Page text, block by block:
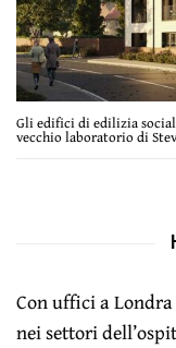
Gli edifici di edilizia
vecchio laboratorio di
Con uffici a
nei settori